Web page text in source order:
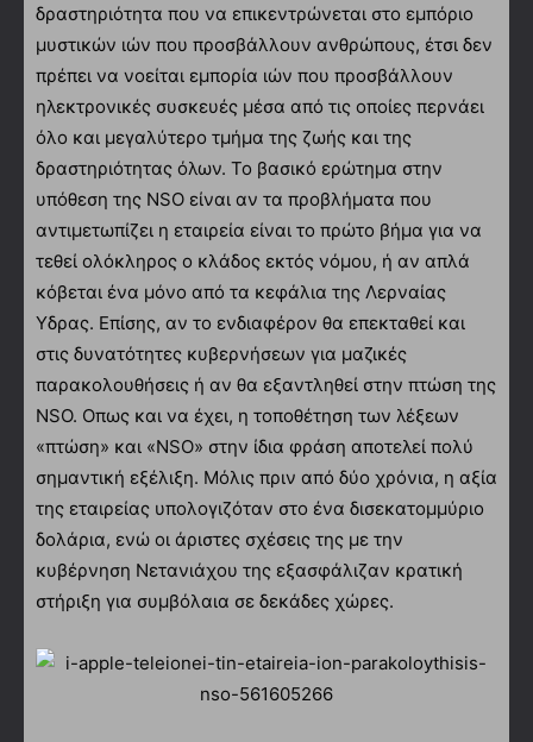
δραστηριότητα που να επικεντρώνεται στο εμπόριο
μυστικών ιών που προσβάλλουν ανθρώπους, έτσι δεν
πρέπει να νοείται εμπορία ιών που προσβάλλουν
ηλεκτρονικές συσκευές μέσα από τις οποίες περνάει
όλο και μεγαλύτερο τμήμα της ζωής και της
δραστηριότητας όλων. Το βασικό ερώτημα στην
υπόθεση της NSO είναι αν τα προβλήματα που
αντιμετωπίζει η εταιρεία είναι το πρώτο βήμα για να
τεθεί ολόκληρος ο κλάδος εκτός νόμου, ή αν απλά
κόβεται ένα μόνο από τα κεφάλια της Λερναίας
Υδρας. Επίσης, αν το ενδιαφέρον θα επεκταθεί και
στις δυνατότητες κυβερνήσεων για μαζικές
παρακολουθήσεις ή αν θα εξαντληθεί στην πτώση της
NSO. Oπως και να έχει, η τοποθέτηση των λέξεων
«πτώση» και «NSO» στην ίδια φράση αποτελεί πολύ
σημαντική εξέλιξη. Μόλις πριν από δύο χρόνια, η αξία
της εταιρείας υπολογιζόταν στο ένα δισεκατομμύριο
δολάρια, ενώ οι άριστες σχέσεις της με την
κυβέρνηση Νετανιάχου της εξασφάλιζαν κρατική
στήριξη για συμβόλαια σε δεκάδες χώρες.